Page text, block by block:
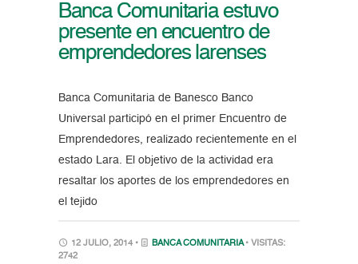
Banca Comunitaria estuvo
presente en encuentro de
emprendedores larenses
Banca Comunitaria de Banesco Banco
Universal participó en el primer Encuentro de
Emprendedores, realizado recientemente en el
estado Lara. El objetivo de la actividad era
resaltar los aportes de los emprendedores en
el tejido
12 JULIO, 2014 • BANCA COMUNITARIA • VISITAS:
2742